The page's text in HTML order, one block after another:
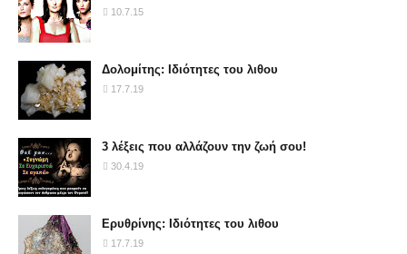
10.7.15
Δολομίτης: Ιδιότητες του λιθου
17.7.19
3 λέξεις που αλλάζουν την ζωή σου!
30.4.19
Ερυθρίνης: Ιδιότητες του λιθου
17.7.19